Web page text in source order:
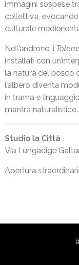
immagini sospese
collettiva,
culturale
Nell’androne, i
installati con
la natura del bosco
l’albero diventa
in trama e
mantra naturalistico.
Studio la Città
Via Lungadige
Apertura